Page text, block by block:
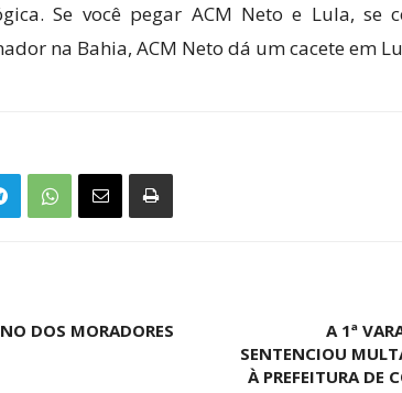
Se você pegar ACM Neto e Lula, se
na Bahia, ACM Neto dá um cacete em
DOS MORADORES
A 1ª
SENTENCIOU
À PREFEITURA DE